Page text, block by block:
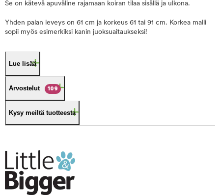
Se on kätevä apuväline rajamaan koiran tilaa sisällä ja ulkona.
Yhden palan leveys on 61 cm ja korkeus 61 tai 91 cm. Korkea malli
sopii myös esimerkiksi kanin juoksuaitaukseksi!
Lue lisää
Arvostelut 109
Kysy meiltä tuotteesta